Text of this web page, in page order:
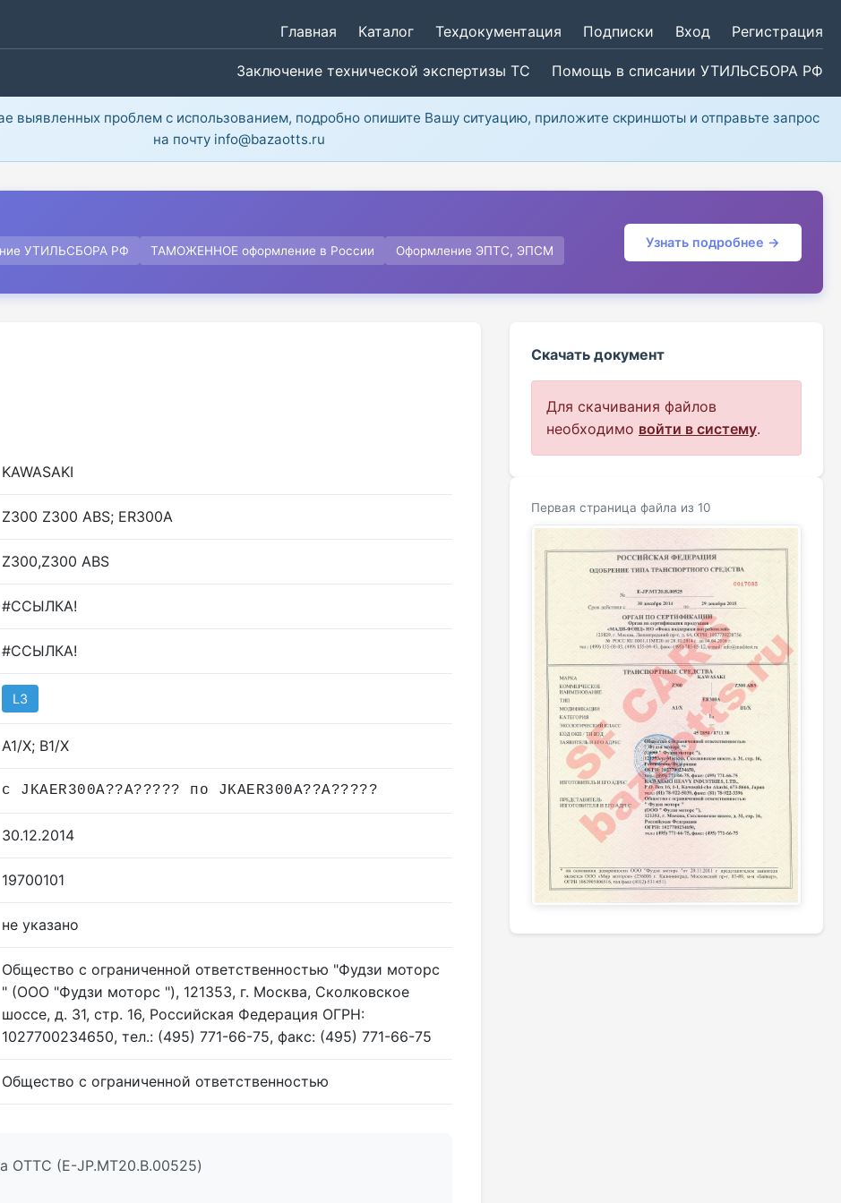
Главная Каталог Техдокументация Подписки Вход Регистрация
Заключение технической экспертизы ТС Помощь в списании УТИЛЬСБОРА РФ
выявленных проблем с использованием, подробно опишите Вашу ситуацию, приложите скриншоты и отправьте запрос
на почту info@bazaotts.ru
УТИЛЬСБОРА РФ ТАМОЖЕННОЕ оформление в России Оформление ЭПТС, ЭПСМ
Узнать подробнее →
KAWASAKI
Z300 Z300 ABS; ER300A
Z300,Z300 ABS
#ССЫЛКА!
#ССЫЛКА!
L3
A1/X; B1/X
с JKAER300A??A????? по JKAER300A??A?????
30.12.2014
19700101
не указано
Общество с ограниченной ответственностью "Фудзи моторс
" (ООО "Фудзи моторс "), 121353, г. Москва, Сколковское
шоссе, д. 31, стр. 16, Российская Федерация ОГРН:
1027700234650, тел.: (495) 771-66-75, факс: (495) 771-66-75
Общество с ограниченной ответственностью
ОТТС (E-JP.МТ20.B.00525)
Скачать документ
Для скачивания файлов
необходимо войти в систему.
Первая страница файла из 10